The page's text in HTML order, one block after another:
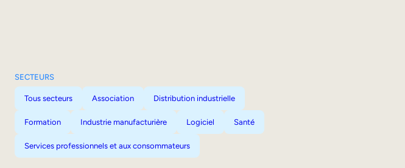
SECTEURS
Tous secteurs Association Distribution industrielle
Formation Industrie manufacturière Logiciel Santé
Services professionnels et aux consommateurs